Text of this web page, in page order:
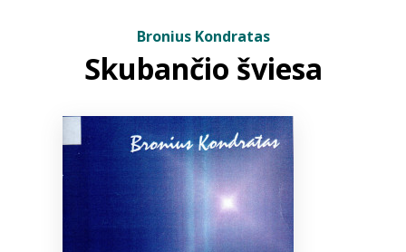
ELVIS atvyksta
Naujienos
Bibliotekoms
Bronius Kondratas
Skubančio šviesa